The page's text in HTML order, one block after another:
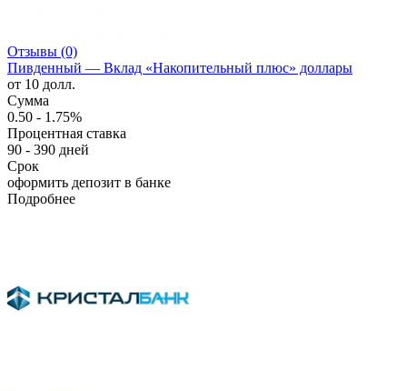
Отзывы (0)
Пивденный — Вклад «Накопительный плюс» доллары
от 10 долл.
Сумма
0.50 - 1.75%
Процентная ставка
90 - 390 дней
Срок
оформить депозит в банке
Подробнее